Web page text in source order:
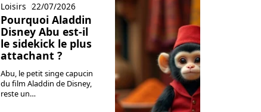
Loisirs 22/07/2026
Pourquoi Aladdin
Disney Abu est-il
le sidekick le plus
attachant ?
Abu, le petit singe capucin
du film Aladdin de Disney,
reste un…